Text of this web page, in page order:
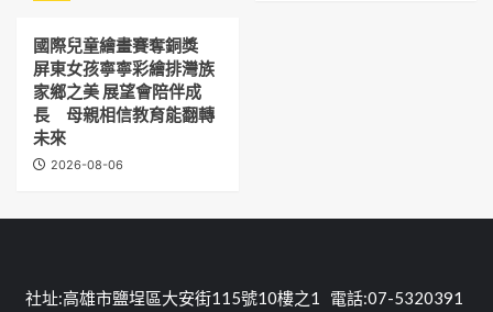
國際兒童繪畫賽奪銅獎
屏東女孩寧寧彩繪排灣族
家鄉之美 展望會陪伴成
長 母親相信教育能翻轉
未來
2026-08-06
社址:高雄市鹽埕區大安街115號10樓之1 電話:07-5320391